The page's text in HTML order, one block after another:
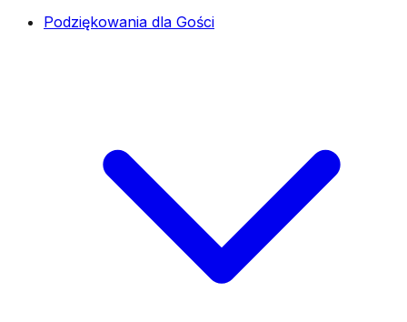
Podziękowania dla Gości